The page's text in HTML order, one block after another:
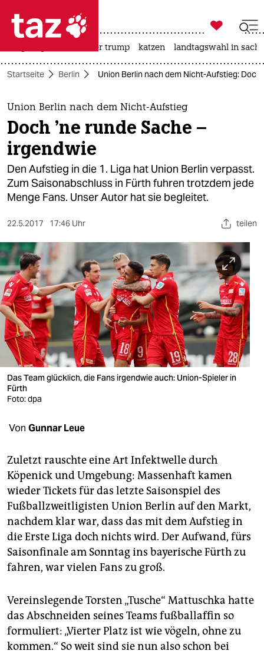
 taz zahl ich
taz zahl ich
themen
politik
öko
gesellschaft
sport
berlin
nord
wahrheit
verlag
verlag
veranstaltungen
unterstützen
abo
genossenschaft
epaper login

taz zahl ich
usa unter trump katzen landtagswahl in
Startseite Berlin Union Berlin nach dem Nicht-Aufstieg: Doch
Union Berlin nach dem Nicht-Aufstieg
Doch 'ne runde Sache –
irgendwie
Den Aufstieg in die 1. Liga hat Union Berlin verpasst.
Zum Saisonabschluss in Fürth fuhren trotzdem jede
Menge Fans. Unser Autor hat sie begleitet.
22.5.2017 17:46 Uhr teilen
Das Team glücklich, die Fans irgendwie auch: Union-Spieler in
Fürth
Foto: dpa
Von Gunnar Leue
Zuletzt rauschte eine Art Infektwelle durch
Köpenick und Umgebung: Massenhaft kamen
wieder Tickets für das letzte Saisonspiel des
Fußballzweitligisten Union Berlin auf den Markt,
nachdem klar war, dass das mit dem Aufstieg in
die Erste Liga doch nichts wird. Der Aufwand, fürs
Saisonfinale am Sonntag ins bayerische Fürth zu
fahren, war vielen Fans zu groß.
Vereinslegende Torsten „Tusche“ Mattuschka hatte
das Abschneiden seines Teams fußballaffin so
formuliert: „Vierter Platz ist wie vögeln, ohne zu
kommen.“ So weit sind sie nun also schon bei